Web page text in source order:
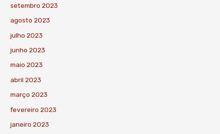
setembro 2023
agosto 2023
julho 2023
junho 2023
maio 2023
abril 2023
março 2023
fevereiro 2023
janeiro 2023